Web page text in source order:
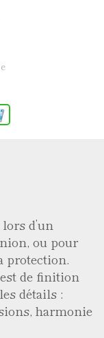
d’un
ou pour
protection.
de finition
détails :
harmonie